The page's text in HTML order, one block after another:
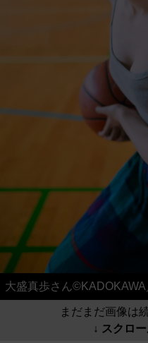
大盛真歩さん
まだまだ画像は
↓ スクロ